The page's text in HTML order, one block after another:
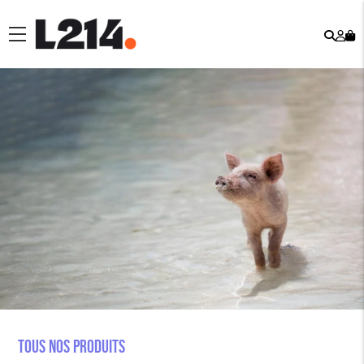
menu
Tous nos produits